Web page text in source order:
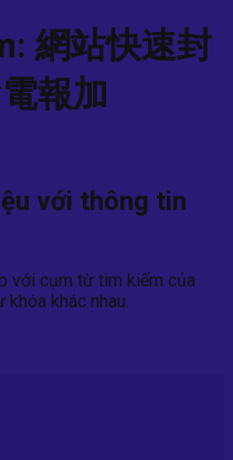
網站快速封
報加
với thông tin
với cụm từ tìm kiếm của
khác nhau.